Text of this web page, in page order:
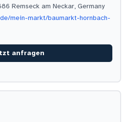
Remseck am Neckar, Germany
mein-markt/baumarkt-hornbach-
anfragen